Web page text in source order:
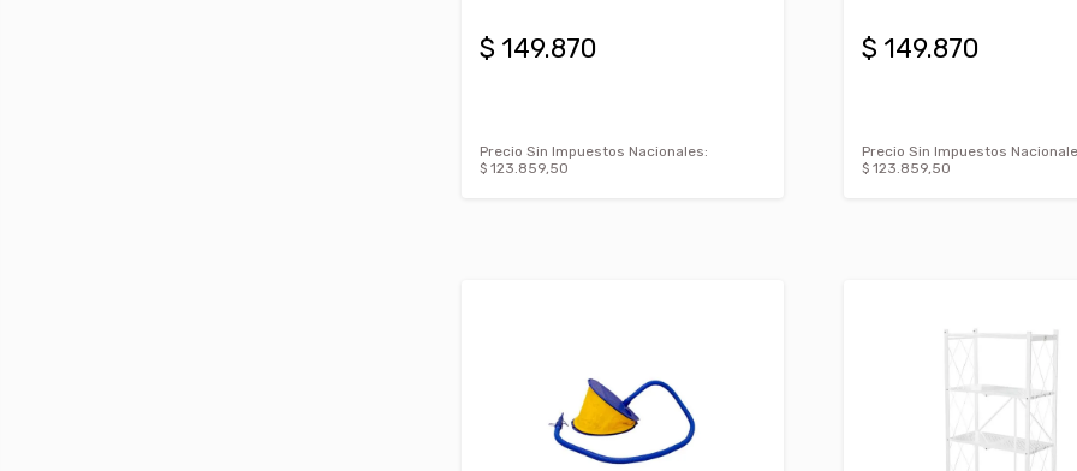
$ 149.870
Precio Sin Impuestos Nacionales:
$ 123.859,50
$ 149.870
Precio Sin Impuestos
$ 123.859,50